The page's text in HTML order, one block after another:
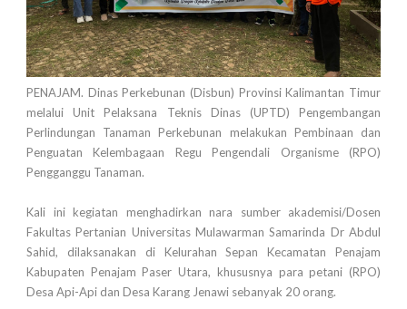
PENAJAM. Dinas Perkebunan (Disbun) Provinsi Kalimantan Timur
melalui Unit Pelaksana Teknis Dinas (UPTD) Pengembangan
Perlindungan Tanaman Perkebunan melakukan Pembinaan dan
Penguatan Kelembagaan Regu Pengendali Organisme (RPO)
Pengganggu Tanaman.
Kali ini kegiatan menghadirkan nara sumber akademisi/Dosen
Fakultas Pertanian Universitas Mulawarman Samarinda Dr Abdul
Sahid, dilaksanakan di Kelurahan Sepan Kecamatan Penajam
Kabupaten Penajam Paser Utara, khususnya para petani (RPO)
Desa Api-Api dan Desa Karang Jenawi sebanyak 20 orang.